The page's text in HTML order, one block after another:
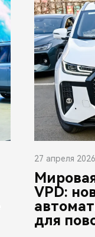
27 апреля 2026
VPD:
для